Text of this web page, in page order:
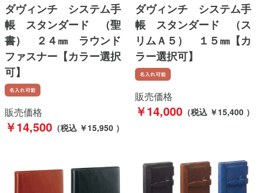
ダヴィンチ システム手
帳 スタンダード （聖
書） ２４㎜ ラウンド
ファスナー【カラー選択
可】
販売価格
￥14,500 （税込 ￥15,950 ）
ダヴィンチ システム手
帳 スタンダード （ス
リムＡ５） １５㎜【カ
ラー選択可】
販売価格
￥14,000 （税込 ￥15,400 ）